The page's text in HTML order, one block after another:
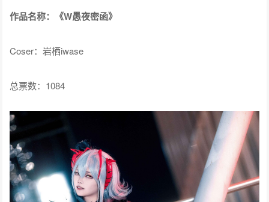
作品名称：《W愚夜密函》
Coser：岩栖iwase
总票数：1084